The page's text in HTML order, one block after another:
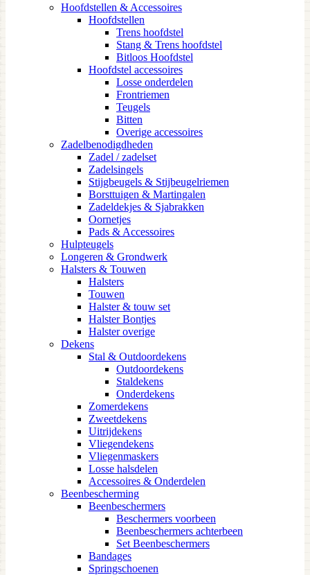
Hoofdstellen & Accessoires
Hoofdstellen
Trens hoofdstel
Stang & Trens hoofdstel
Bitloos Hoofdstel
Hoofdstel accessoires
Losse onderdelen
Frontriemen
Teugels
Bitten
Overige accessoires
Zadelbenodigdheden
Zadel / zadelset
Zadelsingels
Stijgbeugels & Stijbeugelriemen
Borsttuigen & Martingalen
Zadeldekjes & Sjabrakken
Oornetjes
Pads & Accessoires
Hulpteugels
Longeren & Grondwerk
Halsters & Touwen
Halsters
Touwen
Halster & touw set
Halster Bontjes
Halster overige
Dekens
Stal & Outdoordekens
Outdoordekens
Staldekens
Onderdekens
Zomerdekens
Zweetdekens
Uitrijdekens
Vliegendekens
Vliegenmaskers
Losse halsdelen
Accessoires & Onderdelen
Beenbescherming
Beenbeschermers
Beschermers voorbeen
Beenbeschermers achterbeen
Set Beenbeschermers
Bandages
Springschoenen